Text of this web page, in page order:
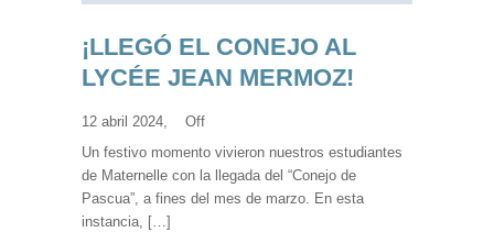
¡LLEGÓ EL CONEJO AL
LYCÉE JEAN MERMOZ!
12 abril 2024,
Off
Un festivo momento vivieron nuestros estudiantes
de Maternelle con la llegada del “Conejo de
Pascua”, a fines del mes de marzo. En esta
instancia, […]